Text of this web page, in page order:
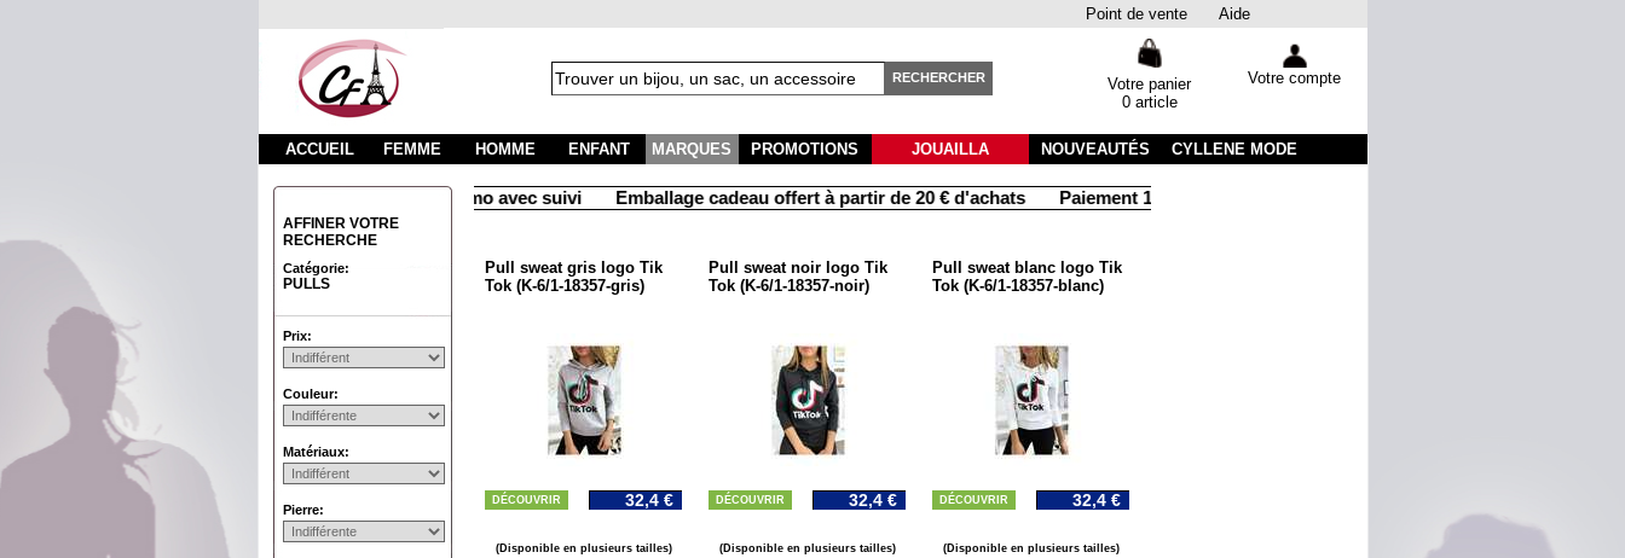
Point de vente Aide
RECHERCHER
Votre panier
0 article
Votre compte
ACCUEIL FEMME HOMME ENFANT MARQUES PROMOTIONS JOUAILLA NOUVEAUTÉS CYLLENE MODE
AFFINER VOTRE
RECHERCHE
Catégorie:
PULLS
Prix:
Couleur:
Matériaux:
Pierre:
Livraison sous 48 heures par colissimo avec suivi Emballage cadeau offert à partir de 20 € d'achats Paiement 100% sécurisé
Pull sweat gris logo Tik
Tok (K-6/1-18357-gris)
DÉCOUVRIR 32,4 €
(Disponible en plusieurs tailles)
Pull sweat noir logo Tik
Tok (K-6/1-18357-noir)
DÉCOUVRIR 32,4 €
(Disponible en plusieurs tailles)
Pull sweat blanc logo Tik
Tok (K-6/1-18357-blanc)
DÉCOUVRIR 32,4 €
(Disponible en plusieurs tailles)